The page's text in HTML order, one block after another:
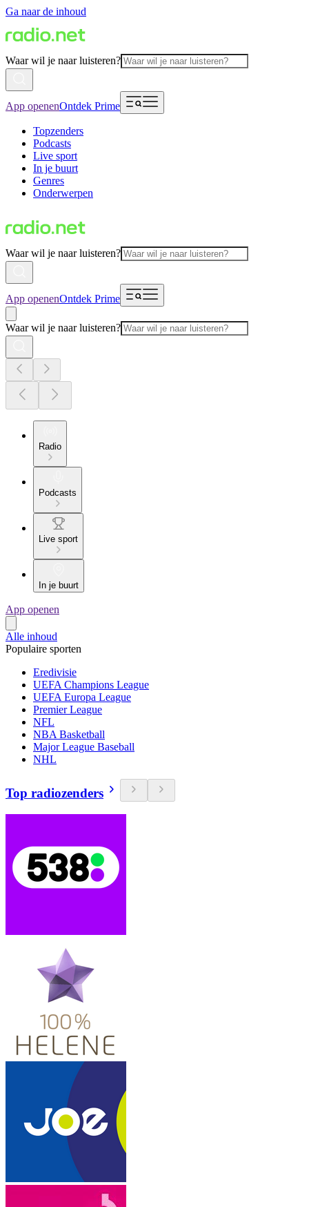
Ga naar de inhoud
Waar wil je naar luisteren?
App openenOntdek Prime
Topzenders
Podcasts
Live sport
In je buurt
Genres
Onderwerpen
Waar wil je naar luisteren?
App openenOntdek Prime
Waar wil je naar luisteren?
Radio
Podcasts
Live sport
In je buurt
App openen
Alle inhoud
Populaire sporten
Eredivisie
UEFA Champions League
UEFA Europa League
Premier League
NFL
NBA Basketball
Major League Baseball
NHL
Top radiozenders